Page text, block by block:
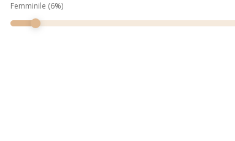
Femminile (6%)